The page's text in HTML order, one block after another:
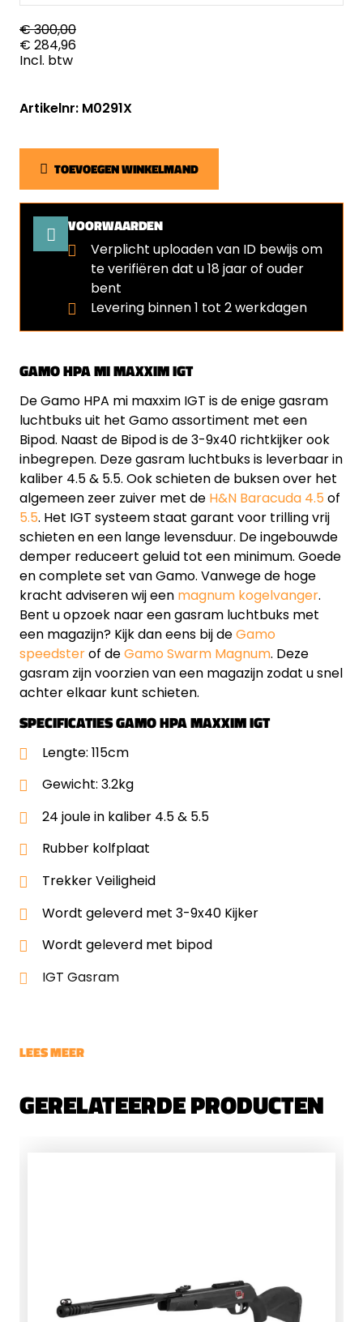
GAMO HPA MI MAXXIM IGT
De Gamo HPA mi maxxim IGT is de enige gasram
luchtbuks uit het Gamo assortiment met een
Bipod. Naast de Bipod is de 3-9x40 richtkijker ook
inbegrepen. Deze gasram luchtbuks is leverbaar in
kaliber 4.5 & 5.5. Ook schieten de buksen over het
algemeen zeer zuiver met de H&N Baracuda 4.5 of
5.5. Het IGT systeem staat garant voor trilling vrij
schieten en een lange levensduur. De ingebouwde
demper reduceert geluid tot een minimum. Goede
en complete set van Gamo. Vanwege de hoge
kracht adviseren wij een magnum kogelvanger.
Bent u opzoek naar een gasram luchtbuks met
een magazijn? Kijk dan eens bij deGamo
speedsterof deGamo Swarm Magnum. Deze
gasram zijn voorzien van een magazijn zodat u snel
achter elkaar kunt schieten.
SPECIFICATIES GAMO HPA MAXXIM IGT
Lengte: 115cm
Gewicht: 3.2kg
24 joule in kaliber 4.5 & 5.5
Rubber kolfplaat
Trekker Veiligheid
Wordt geleverd met 3-9x40 Kijker
Wordt geleverd met bipod
IGT Gasram
LEES MEER
€ 300,00
€ 284,96
Incl. btw
Artikelnr: M0291X
TOEVOEGEN WINKELMAND
VOORWAARDEN
Verplicht uploaden van ID bewijs om
te verifiëren dat u 18 jaar of ouder
bent
Levering binnen 1 tot 2 werkdagen
GERELATEERDE PRODUCTEN